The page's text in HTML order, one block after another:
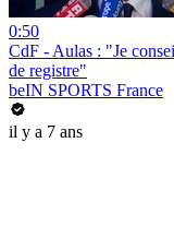
0:50
CdF - Aulas : "Je
de registre"
beIN SPORTS France
il y a 7 ans